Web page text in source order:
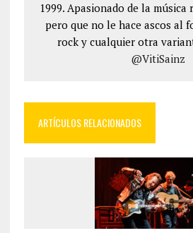
1999. Apasionado de la
pero que no le hace ascos al
rock y cualquier otra
@VitiSainz
ARTÍCULOS RELACIONADOS